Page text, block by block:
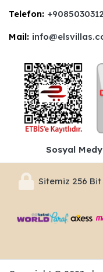
Telefon:
Mail:
Sosyal
Sitemiz 256